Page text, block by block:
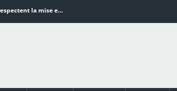
Word en PDF : les outils qui respectent la mise en page
Vidéoprojecteurs Asus : Top 6 des meilleurs modèles de la marque